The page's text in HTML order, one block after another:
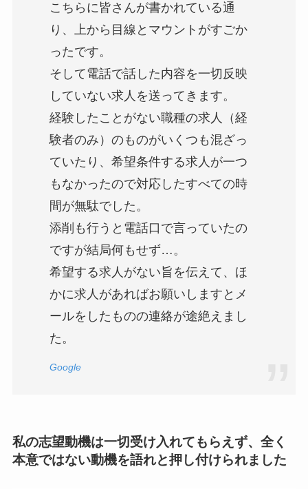
こちらに皆さんが書かれている通
り、上から目線とマウントがすごか
ったです。
そして電話で話した内容を一切反映
していない求人を送ってきます。
経験したことがない職種の求人（経
験者のみ）のものがいくつも混ざっ
ていたり、希望条件する求人が一つ
もなかったので対応したすべての時
間が無駄でした。
添削も行うと電話口で言っていたの
ですが結局何もせず…。
希望する求人がない旨を伝えて、ほ
かに求人があればお願いしますとメ
ールをしたものの連絡が途絶えまし
た。
Google
私の志望動機は一切受け入れてもらえず、全く
本意ではない動機を語れと押し付けられました